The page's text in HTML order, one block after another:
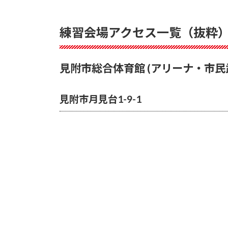
練習会場アクセス一覧（抜粋）
見附市総合体育館 (アリーナ・市
見附市月見台1-9-1